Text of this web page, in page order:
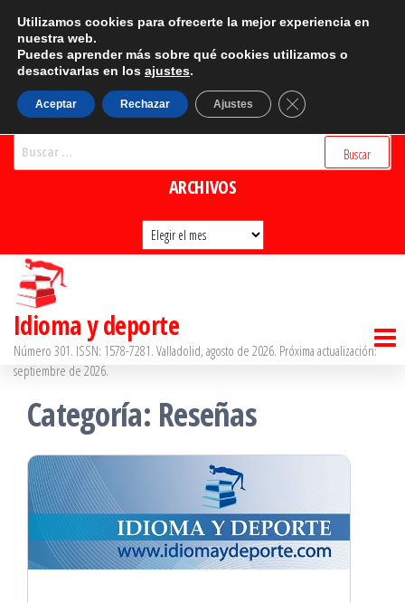
Saltar
contenido
CATEGORÍAS
Categorías
BUSCADOR
ARCHIVOS
Archivos
Idioma y deporte
Número 301. ISSN: 1578-7281. Valladolid, agosto de 2026. Próxima actualización:
septiembre de 2026.
Categoría: Reseñas
Utilizamos cookies para ofrecerte la mejor experiencia en
nuestra web.
Puedes aprender más sobre qué cookies utilizamos o
desactivarlas en los ajustes.
Aceptar Rechazar Ajustes Cerrar el banner